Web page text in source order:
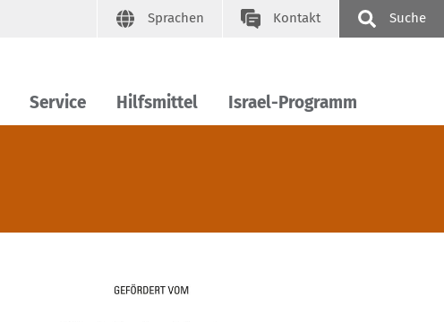
Sprachen Kontakt Suche
Service Hilfsmittel Israel-Programm